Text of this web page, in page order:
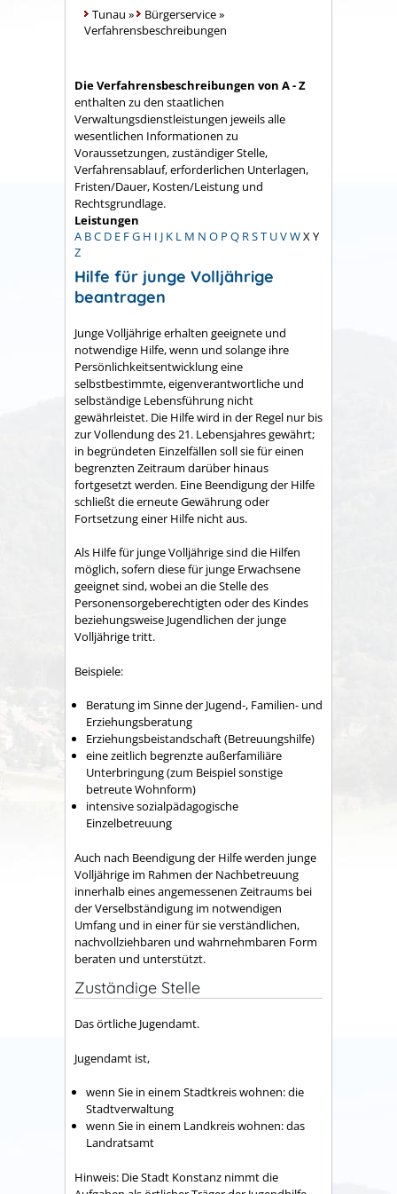
Tunau » Bürgerservice»
Verfahrensbeschreibungen
Die Verfahrensbeschreibungen von A - Z
enthalten zu den staatlichen
Verwaltungsdienstleistungen jeweils alle
wesentlichen Informationen zu
Voraussetzungen, zuständiger Stelle,
Verfahrensablauf, erforderlichen Unterlagen,
Fristen/Dauer, Kosten/Leistung und
Rechtsgrundlage.
Leistungen
A BC D E FG H I J K L M N O P Q RST UVWX Y
Z
Hilfe für junge Volljährige
beantragen
Junge Volljährige erhalten geeignete und
notwendige Hilfe, wenn und solange ihre
Persönlichkeitsentwicklung eine
selbstbestimmte, eigenverantwortliche und
selbständige Lebensführung nicht
gewährleistet. Die Hilfe wird in der Regel nur bis
zur Vollendung des 21. Lebensjahres gewährt;
in begründeten Einzelfällen soll sie für einen
begrenzten Zeitraum darüber hinaus
fortgesetzt werden. Eine Beendigung der Hilfe
schließt die erneute Gewährung oder
Fortsetzung einer Hilfe nicht aus.
Als Hilfe für junge Volljährige sind die Hilfen
möglich, sofern diese für junge Erwachsene
geeignet sind, wobei an die Stelle des
Personensorgeberechtigten oder des Kindes
beziehungsweise Jugendlichen der junge
Volljährige tritt.
Beispiele:
Beratung im Sinne der Jugend-, Familien- und
Erziehungsberatung
Erziehungsbeistandschaft (Betreuungshilfe)
eine zeitlich begrenzte außerfamiliäre
Unterbringung (zum Beispiel sonstige
betreute Wohnform)
intensive sozialpädagogische
Einzelbetreuung
Auch nach Beendigung der Hilfe werden junge
Volljährige im Rahmen der Nachbetreuung
innerhalb eines angemessenen Zeitraums bei
der Verselbständigung im notwendigen
Umfang und in einer für sie verständlichen,
nachvollziehbaren und wahrnehmbaren Form
beraten und unterstützt.
Zuständige Stelle
Das örtliche Jugendamt.
Jugendamt ist,
wenn Sie in einem Stadtkreis wohnen: die
Stadtverwaltung
wenn Sie in einem Landkreis wohnen: das
Landratsamt
Hinweis: Die Stadt Konstanz nimmt die